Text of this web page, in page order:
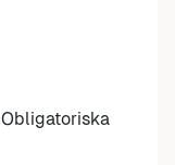
Obligatoriska